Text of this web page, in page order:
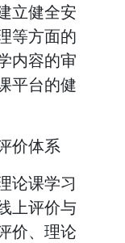
立健全安
等方面的
内容的审
平台的健
价体系
论课学习
上评价与
价、理论